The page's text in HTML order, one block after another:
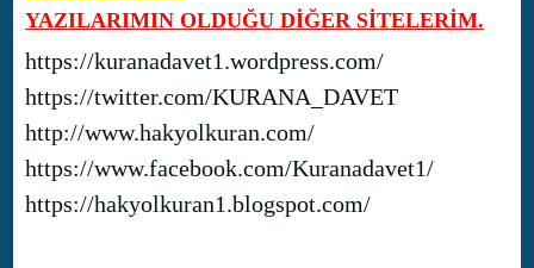
YAZILARIMIN OLDUĞU DİĞER SİTELERİM.
https://kuranadavet1.wordpress.com/
https://twitter.com/KURANA_DAVET
http://www.hakyolkuran.com/
https://www.facebook.com/Kuranadavet1/
https://hakyolkuran1.blogspot.com/